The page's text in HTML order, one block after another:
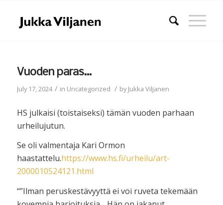
Vuoden paras…
July 17, 2024 / in Uncategorized / byJukka Viljanen
HS julkaisi (toistaiseksi) tämän vuoden parhaan
urheilujutun.
Se oli valmentaja Kari Ormon
haastattelu.https://www.hs.fi/urheilu/art-
2000010524121.html
“”Ilman peruskestävyyttä ei voi ruveta tekemään